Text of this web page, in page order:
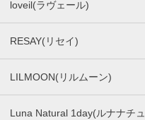
loveil(ラヴェール)
RESAY(リセイ)
LILMOON(リルムーン)
Luna Natural 1day(ルナナチュ